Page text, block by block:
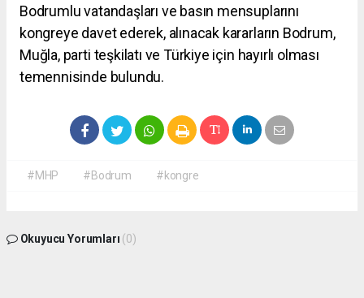
Bodrumlu vatandaşları ve basın mensuplarını
kongreye davet ederek, alınacak kararların Bodrum,
Muğla, parti teşkilatı ve Türkiye için hayırlı olması
temennisinde bulundu.
#MHP #Bodrum #kongre
Okuyucu Yorumları (0)